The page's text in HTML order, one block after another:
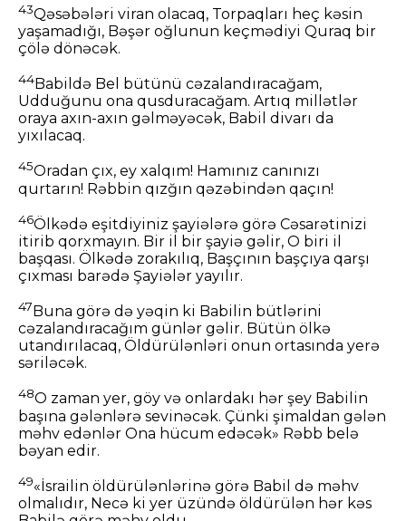
43Qəsəbələri viran olacaq, Torpaqları heç kəsin
yaşamadığı, Bəşər oğlunun keçmədiyi Quraq bir
çölə dönəcək.
44Babildə Bel bütünü cəzalandıracağam,
Udduğunu ona qusduracağam. Artıq millətlər
oraya axın-axın gəlməyəcək, Babil divarı da
yıxılacaq.
45Oradan çıx, ey xalqım! Hamınız canınızı
qurtarın! Rəbbin qızğın qəzəbindən qaçın!
46Ölkədə eşitdiyiniz şayiələrə görə Cəsarətinizi
itirib qorxmayın. Bir il bir şayiə gəlir, O biri il
başqası. Ölkədə zorakılıq, Başçının başçıya qarşı
çıxması barədə Şayiələr yayılır.
47 Buna görə də yəqin ki Babilin bütlərini
cəzalandıracağım günlər gəlir. Bütün ölkə
utandırılacaq, Öldürülənləri onun ortasında yerə
səriləcək.
48O zaman yer, göy və onlardakı hər şey Babilin
başına gələnlərə sevinəcək. Çünki şimaldan gələn
məhv edənlər Ona hücum edəcək» Rəbb belə
bəyan edir.
49«İsrailin öldürülənlərinə görə Babil də məhv
olmalıdır, Necə ki yer üzündə öldürülən hər kəs